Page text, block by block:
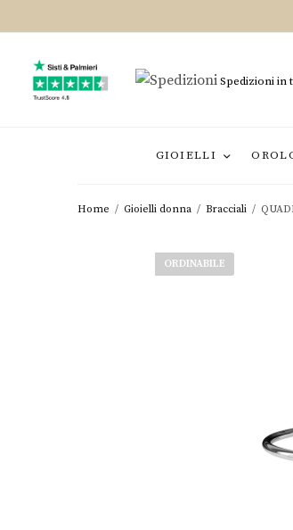
Spedizioni in
GIOIELLI
Home / Gioielli donna / Bracciali /
ORDINABILE